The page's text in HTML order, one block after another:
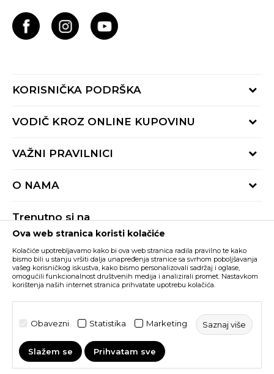
KORISNIČKA PODRŠKA
Provjeri status porudžbine
Radno vrijeme 9-16h
VODIČ KROZ ONLINE KUPOVINU
Načini isporuke
Reklamacije
VAŽNI PRAVILNICI
Pravila Sport&Bonus programa
O NAMA
BUZZ Shopovi
Postani dio BUZZ tima
Trenutno si na
Buzz Crna Gora PROMIJENI
Nastojimo da budemo što precizniji u opisu proizvoda, prikazu slika i samih
cijena, ali ne možemo garantovati da su sve informacije kompletne i bez
grešaka. Svi artikli prikazani na sajtu su dio naše ponude i ne podrazumijeva da
su dostupni u svakom trenutku. Raspoloživost robe možete provjeriti pozivom
©2026www.buzzsneakers.me, IzradaNB SOFT. Sva prava
Ova web stranica koristi kolačiće
Kolačiće upotrebljavamo kako bi ova web stranica radila pravilno te kako
bismo bili u stanju vršiti dalja unapređenja stranice sa svrhom poboljšavanja
vašeg korisničkog iskustva, kako bismo personalizovali sadržaj i oglase,
omogućili funkcionalnost društvenih medija i analizirali promet. Nastavkom
korištenja naših internet stranica prihvatate upotrebu kolačića.
Obavezni Statistika Marketing Saznaj više
Slažem se Prihvatam sve